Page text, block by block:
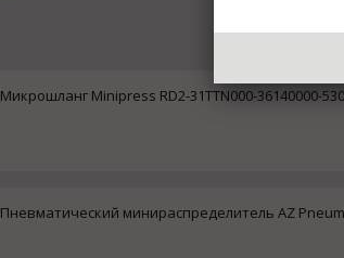
Микрошланг Minipress RD2-31TTN000-36140000-530
Пневматический минираспределитель AZ